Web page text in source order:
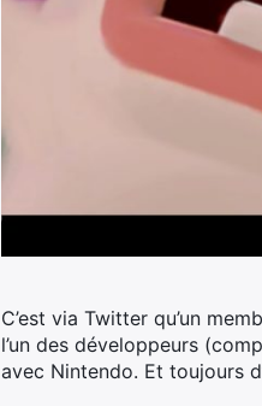
C’est via Twitter qu’un
l’un des développeurs
avec Nintendo. Et toujours